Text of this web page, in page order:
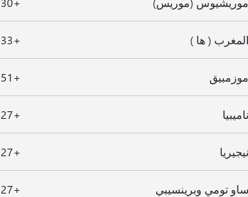
المغرب ( ها ) +33
موزمبيق +351
ناميبيا +27
نيجيريا +27
ساو تومي وبرينسيبي +27